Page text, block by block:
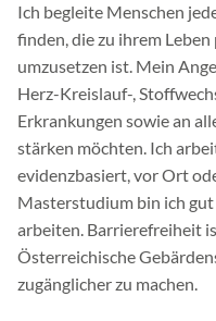
Ich begleite Menschen
finden, die zu ihrem
umzusetzen ist. Mein
Herz-Kreislauf-,
Erkrankungen sowie an
stärken möchten. Ich
evidenzbasiert, vor Ort
Masterstudium bin ich
arbeiten. Barrierefreiheit
Österreichische
zugänglicher zu machen.